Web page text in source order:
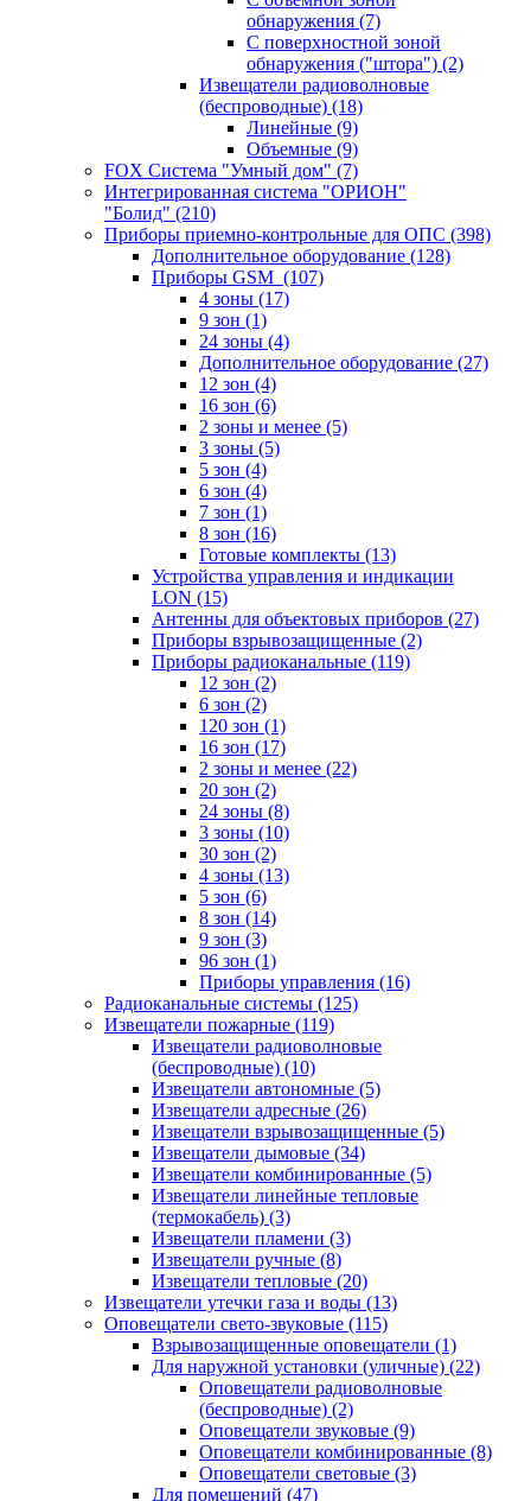
обнаружения (7)
С поверхностной зоной
обнаружения ("штора") (2)
Извещатели радиоволновые
(беспроводные) (18)
Линейные (9)
Объемные (9)
FOX Система "Умный дом" (7)
Интегрированная система "ОРИОН"
"Болид" (210)
Приборы приемно-контрольные для ОПС (398)
Дополнительное оборудование (128)
Приборы GSM (107)
4 зоны (17)
9 зон (1)
24 зоны (4)
Дополнительное оборудование (27)
12 зон (4)
16 зон (6)
2 зоны и менее (5)
3 зоны (5)
5 зон (4)
6 зон (4)
7 зон (1)
8 зон (16)
Готовые комплекты (13)
Устройства управления и индикации
LON (15)
Антенны для объектовых приборов (27)
Приборы взрывозащищенные (2)
Приборы радиоканальные (119)
12 зон (2)
6 зон (2)
120 зон (1)
16 зон (17)
2 зоны и менее (22)
20 зон (2)
24 зоны (8)
3 зоны (10)
30 зон (2)
4 зоны (13)
5 зон (6)
8 зон (14)
9 зон (3)
96 зон (1)
Приборы управления (16)
Радиоканальные системы (125)
Извещатели пожарные (119)
Извещатели радиоволновые
(беспроводные) (10)
Извещатели автономные (5)
Извещатели адресные (26)
Извещатели взрывозащищенные (5)
Извещатели дымовые (34)
Извещатели комбинированные (5)
Извещатели линейные тепловые
(термокабель) (3)
Извещатели пламени (3)
Извещатели ручные (8)
Извещатели тепловые (20)
Извещатели утечки газа и воды (13)
Оповещатели свето-звуковые (115)
Взрывозащищенные оповещатели (1)
Для наружной установки (уличные) (22)
Оповещатели радиоволновые
(беспроводные) (2)
Оповещатели звуковые (9)
Оповещатели комбинированные (8)
Оповещатели световые (3)
Для помещений (47)